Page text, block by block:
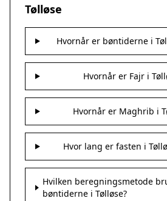
Tølløse
Hvornår er bøntiderne i
Hvornår er Fajr i
Hvornår er Maghrib i
Hvor lang er fasten i
Hvilken beregningsmetode
bøntiderne i Tølløse?